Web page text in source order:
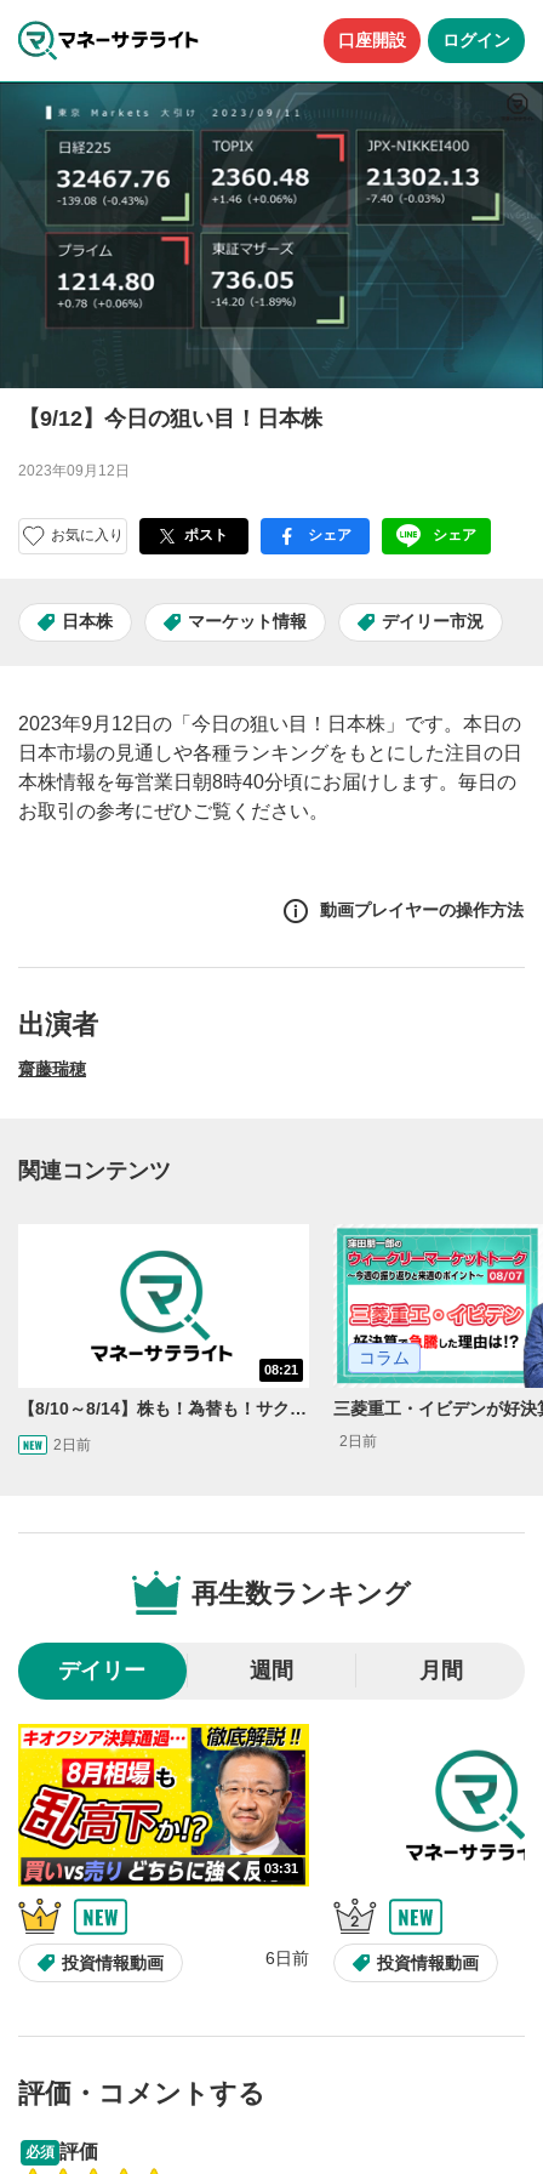
口座開設 ログイン
【9/12】今日の狙い目！日本株
2023年09月12日
お気に入り ポスト facebook
シェア LINE
シェア
日本株 マーケット情報 デイリー市況
2023年9月12日の「今日の狙い目！日本株」です。本日の
日本市場の見通しや各種ランキングをもとにした注目の日
本株情報を毎営業日朝8時40分頃にお届けします。毎日の
お取引の参考にぜひご覧ください。
動画プレイヤーの操作方法
動画再生エリア
動画再生エリアをクリックすると、動画を再生または
一時停止します。
2
再生/一時停止
動画を再生または一時停止します。
10秒戻し/10秒送り
10秒、動画を巻き戻し/早送りします。
シークバー
再生位置を示しています。再生したい位置をクリック
するとその位置から動画が再生されます。
6
画質/再生速度の設定
画質の選択/再生速度の変更ができます。
7
音量調整
スライダーを上下すると音量が調整できます。
8
全画面表示
出演者
齋藤瑞穂
関連コンテンツ
08:21
【8/10～8/14】株も！為替も！サクッと！来週のマーケット見通し＜Next View＞
2日前
コラム
2日前
再生数ランキング
デイリー 週間 月間
03:31
投資情報動画 6日前 投資情報動画
評価・コメントする
必須 評価